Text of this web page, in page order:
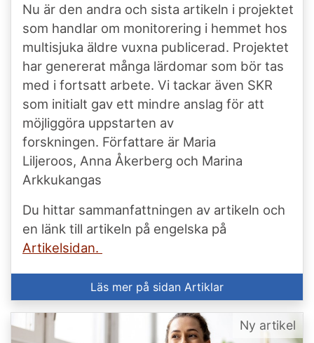
Nu är den andra och sista artikeln i projektet
som handlar om monitorering i hemmet hos
multisjuka äldre vuxna publicerad. Projektet
har genererat många lärdomar som bör tas
med i fortsatt arbete. Vi tackar även SKR
som initialt gav ett mindre anslag för att
möjliggöra uppstarten av
forskningen. Författare är Maria
Liljeroos, Anna Åkerberg och Marina
Arkkukangas
Du hittar sammanfattningen av artikeln och
en länk till artikeln på engelska på
Artikelsidan.
Läs mer på sidan Artiklar
Ny artikel